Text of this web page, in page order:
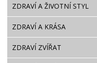
ZDRAVÍ A ŽIVOTNÍ STYL
ZDRAVÍ A KRÁSA
ZDRAVÍ ZVÍŘAT